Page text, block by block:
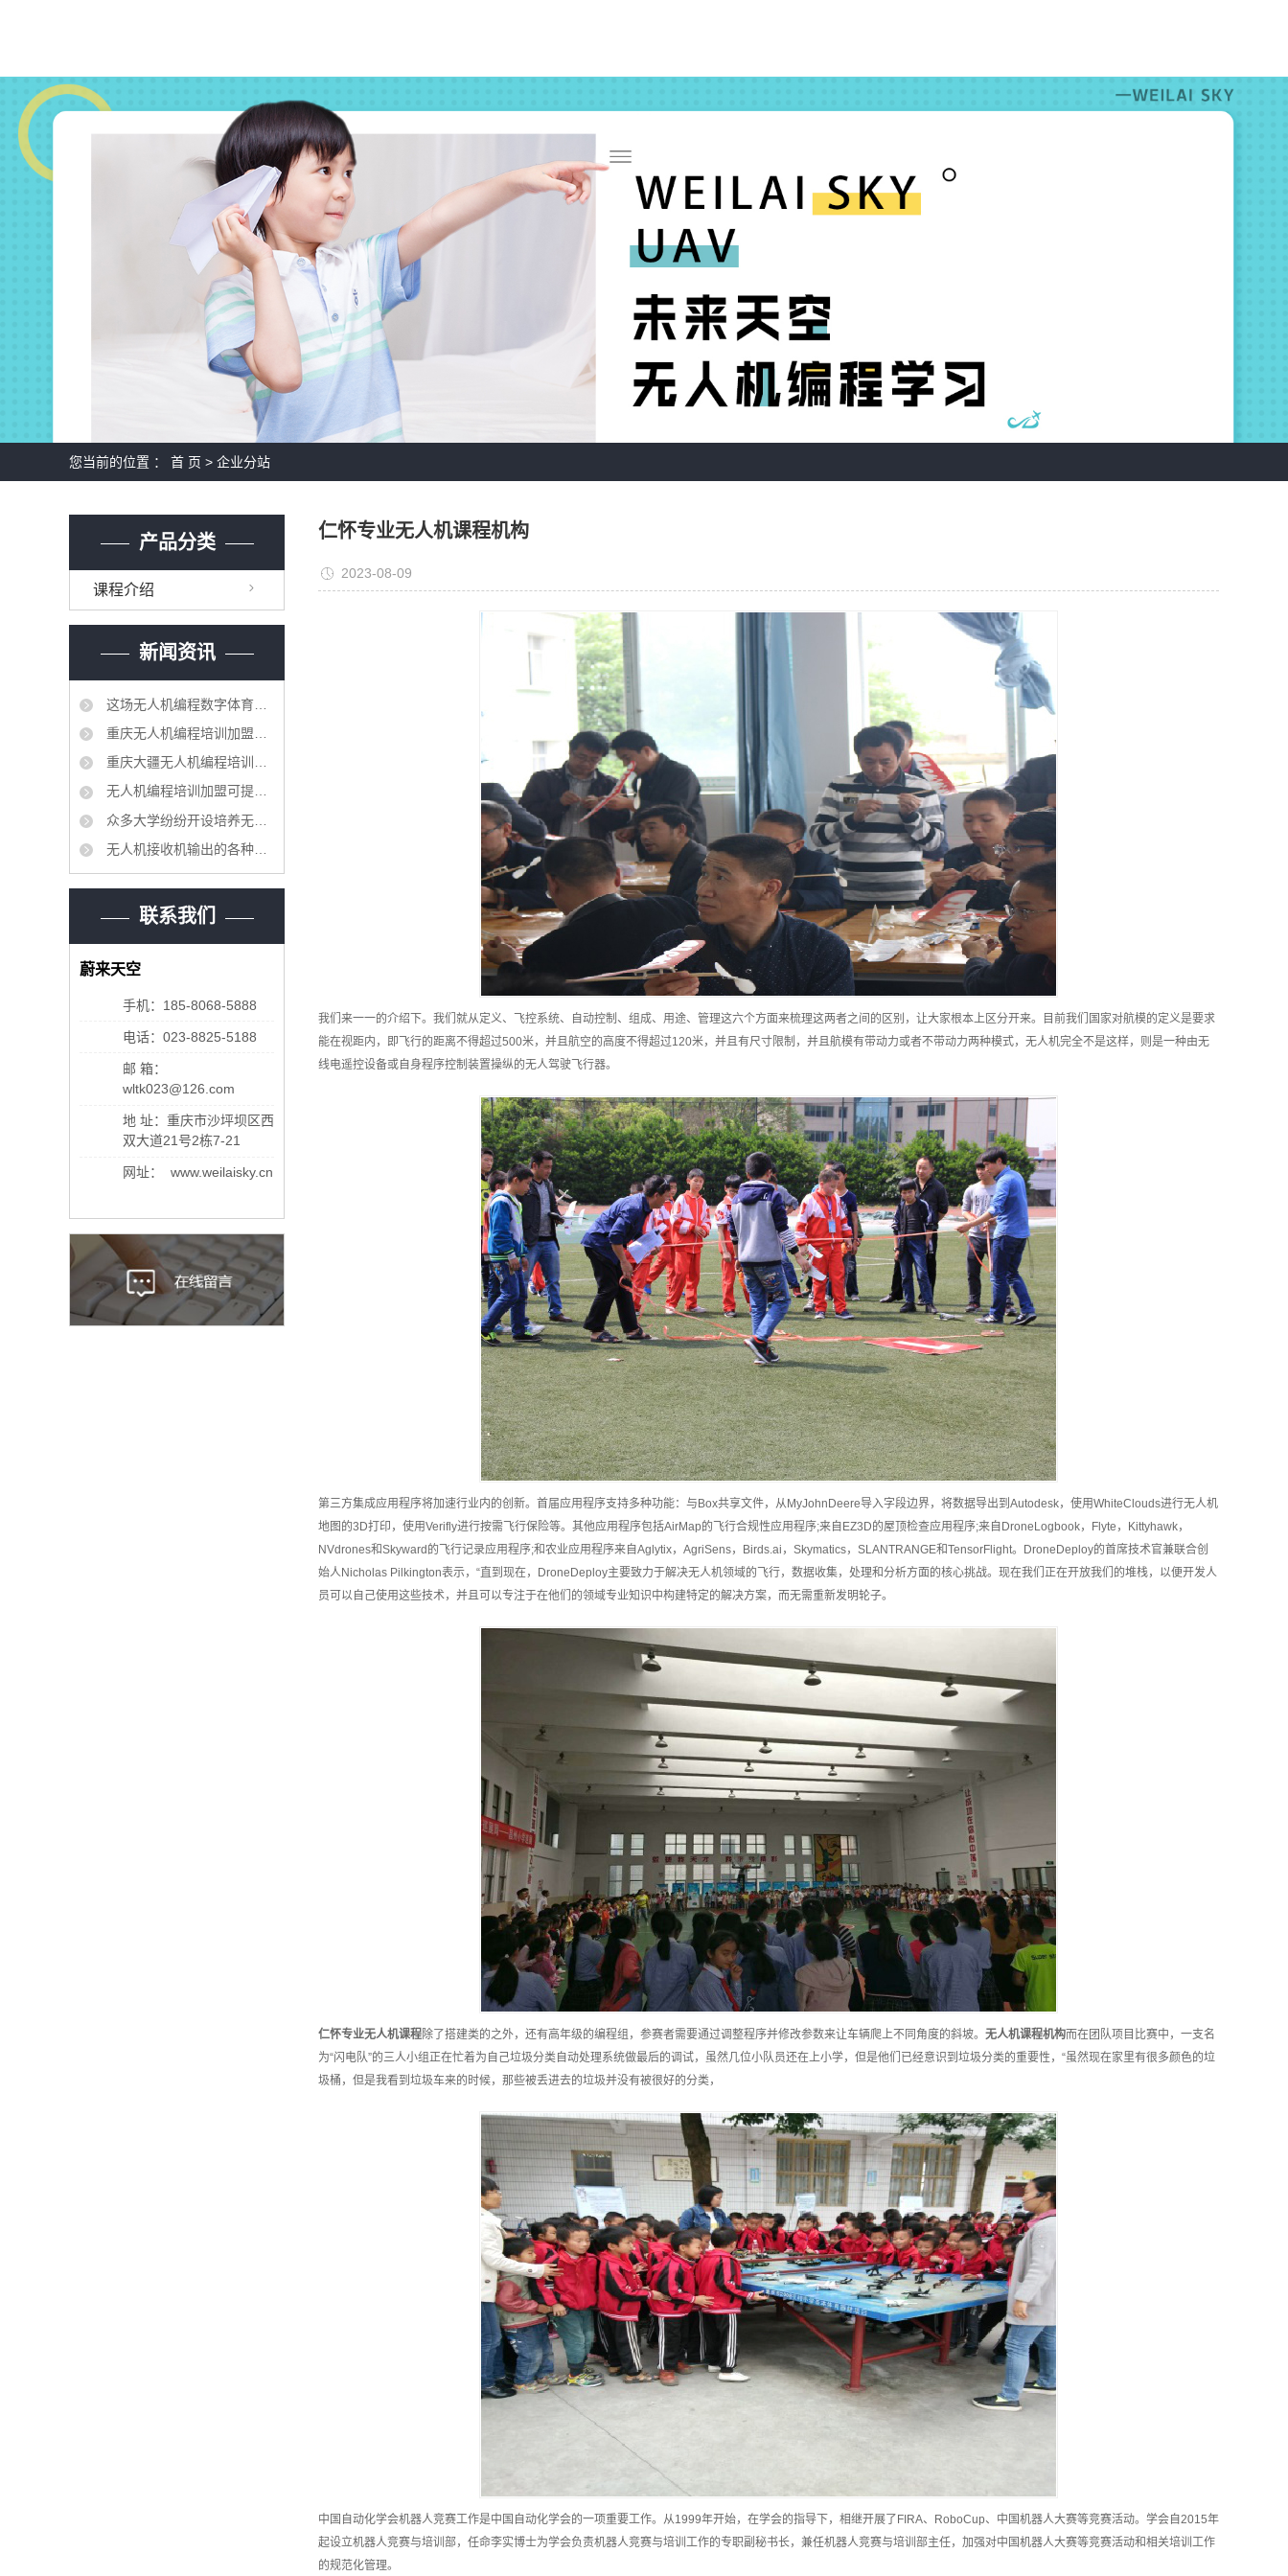
首页 新闻资讯 线下产品 线上产品 科普案例
您当前的位置 ： 首 页 > 企业分站
产品分类
课程介绍
新闻资讯
这场无人机编程数字体育大赛让孩子们迸发出创造力的火花
重庆无人机编程培训加盟要建立更加紧密的合作机制
重庆大疆无人机编程培训加盟相继出台了产教融合、校企合作的相关法规和制度
无人机编程培训加盟可提高职业教育人才培养质量
众多大学纷纷开设培养无人机科研和管理领域的专业人才的课程
无人机接收机输出的各种信号分别对比解释
联系我们
蔚来天空
手机：185-8068-5888
电话：023-8825-5188
邮 箱：
wltk023@126.com
地 址：重庆市沙坪坝区西
双大道21号2栋7-21
网址： www.weilaisky.cn
仁怀专业无人机课程机构
2023-08-09
我们来一一的介绍下。我们就从定义、飞控系统、自动控制、组成、用途、管理这六个方面来梳理这两者之间的区别，让大家根本上区分开来。目前我们国家对航模的定义是要求
能在视距内，即飞行的距离不得超过500米，并且航空的高度不得超过120米，并且有尺寸限制，并且航模有带动力或者不带动力两种模式，无人机完全不是这样，则是一种由无
线电遥控设备或自身程序控制装置操纵的无人驾驶飞行器。
第三方集成应用程序将加速行业内的创新。首届应用程序支持多种功能：与Box共享文件，从MyJohnDeere导入字段边界，将数据导出到Autodesk，使用WhiteClouds进行无人机
地图的3D打印，使用Verifly进行按需飞行保险等。其他应用程序包括AirMap的飞行合规性应用程序;来自EZ3D的屋顶检查应用程序;来自DroneLogbook，Flyte，Kittyhawk，
NVdrones和Skyward的飞行记录应用程序;和农业应用程序来自Aglytix，AgriSens，Birds.ai，Skymatics，SLANTRANGE和TensorFlight。DroneDeploy的首席技术官兼联合创
始人Nicholas Pilkington表示，“直到现在，DroneDeploy主要致力于解决无人机领域的飞行，数据收集，处理和分析方面的核心挑战。现在我们正在开放我们的堆栈，以便开发人
员可以自己使用这些技术，并且可以专注于在他们的领域专业知识中构建特定的解决方案，而无需重新发明轮子。
仁怀专业无人机课程除了搭建类的之外，还有高年级的编程组，参赛者需要通过调整程序并修改参数来让车辆爬上不同角度的斜坡。 无人机课程机构而在团队项目比赛中，一支名
为“闪电队”的三人小组正在忙着为自己垃圾分类自动处理系统做最后的调试，虽然几位小队员还在上小学，但是他们已经意识到垃圾分类的重要性，“虽然现在家里有很多颜色的垃
圾桶，但是我看到垃圾车来的时候，那些被丢进去的垃圾并没有被很好的分类，
中国自动化学会机器人竞赛工作是中国自动化学会的一项重要工作。从1999年开始，在学会的指导下，相继开展了FIRA、RoboCup、中国机器人大赛等竞赛活动。学会自2015年
起设立机器人竞赛与培训部，任命李实博士为学会负责机器人竞赛与培训工作的专职副秘书长，兼任机器人竞赛与培训部主任，加强对中国机器人大赛等竞赛活动和相关培训工作
的规范化管理。